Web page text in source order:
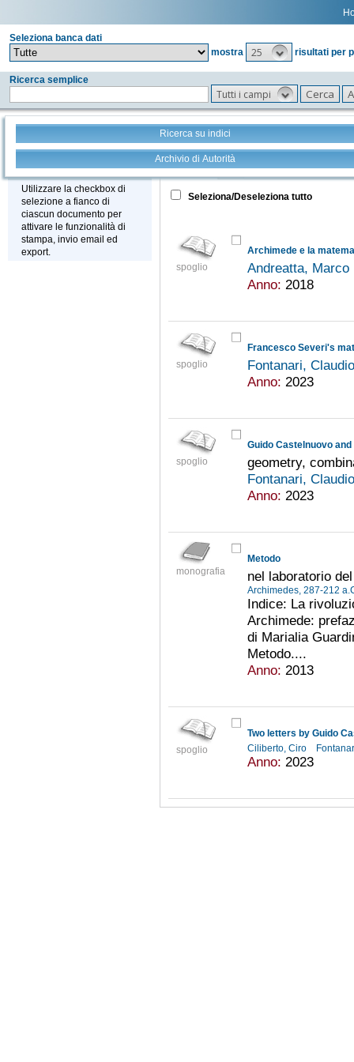
Seleziona banca dati
mostra
25 risultati per
Ricerca semplice
Tutti i campi
Ricerca su indici
Archivio di Autorità
Stampa - Email - Export
Utilizzare la checkbox di
selezione a fianco di
ciascun documento per
attivare le funzionalità di
stampa, invio email ed
export.
Tutto +
Seleziona/Deseleziona tutto
spoglio
Archimede e la
Andreatta, Marco
Anno: 2018
spoglio
Francesco Severi's
Fontanari,
Anno: 2023
spoglio
Guido Castelnuovo
geometry,
Fontanari,
Anno: 2023
monografia
Metodo
nel laboratorio
Archimedes, 287-212
Indice: La
Archimede:
di Marialia
Metodo....
Anno: 2013
spoglio
Two letters by Guido
Ciliberto, Ciro
Anno: 2023